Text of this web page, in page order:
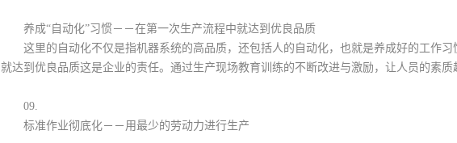
养成“自动化”习惯－－在第一次生产流程中就达到优良品质
这里的自动化不仅是指机器系统的高品质，还包括人的自动化，也就是养成好的工作
就达到优良品质这是企业的责任。通过生产现场教育训练的不断改进与激励，让人员的素质
09.
标准作业彻底化－－用最少的劳动力进行生产